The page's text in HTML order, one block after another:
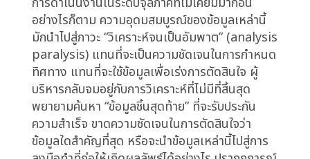
สำหรับอุตสาหกรรมอีคอมเมิร์ซซึ่งเป็นภาคส่วนที่ขับ
เคลื่อนด้วยนวัตกรรม ความเร็ว และการแข่งขันที่ดุ
เดือด ความท้าทายจากการมีข้อมูลมากเกินไปแต่
ขาดทิศทางกลับยิ่งทวีความรุนแรงขึ้น แพลตฟอร์ม
อีคอมเมิร์ซรวบรวมข้อมูลจำนวนมหาศาลในทุกๆ วัน
ตั้งแต่ยอดคลิก อัตราการเปลี่ยนเป็นลูกค้า
(conversion rate) อัตราการเลิกตะกร้าสินค้า
(cart abandonment) มูลค่าตลอดอายุการใช้